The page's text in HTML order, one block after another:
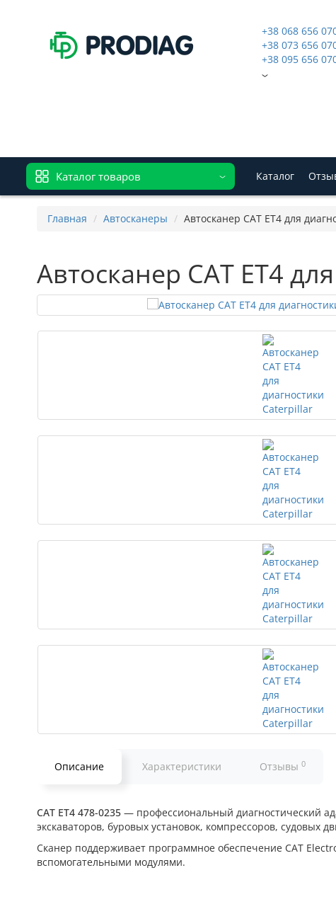
+38 068 656
+38 073 656
+38 095 656
Каталог товаров Каталог
Главная Автосканеры Автосканер CAT ET4 для
Автосканер CAT ET4
Описание Характеристики Отзывы 0
CAT ET4 478-0235 — профессиональный диагностический
экскаваторов, буровых установок, компрессоров, судовых
Сканер поддерживает программное обеспечение CAT
вспомогательными модулями.